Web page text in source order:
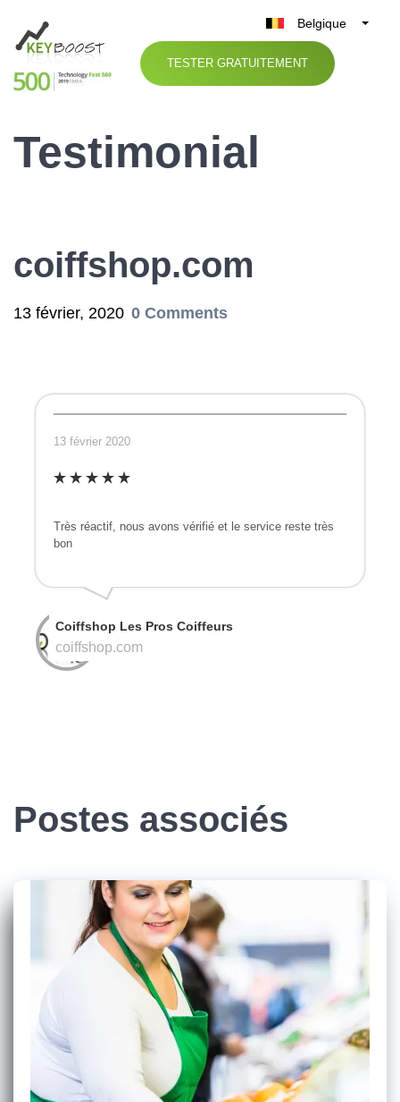
Belgique
België
Nederland
TESTER GRATUITEMENT
Testimonial
coiffshop.com
13 février, 2020 0 Comments
13 février 2020
Très réactif, nous avons vérifié et le service reste très
bon
Coiffshop Les Pros Coiffeurs
coiffshop.com
Postes associés